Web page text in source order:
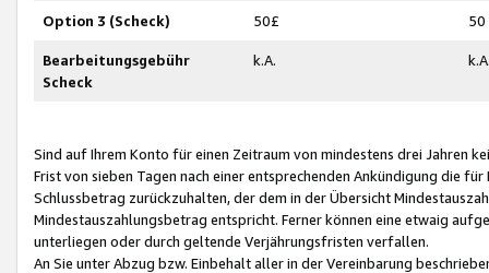
Option 3 (Scheck) 50£ 50
Bearbeitungsgebühr
Scheck
k.A.
Sind auf Ihrem Konto für einen Zeitraum von mindestens drei Jahren
Frist von sieben Tagen nach einer entsprechenden Ankündigung die
Schlussbetrag zurückzuhalten, der dem in der Übersicht
Mindestauszahlungsbetrag entspricht. Ferner können eine etwaig
unterliegen oder durch geltende Verjährungsfristen verfallen.
An Sie unter Abzug bzw. Einbehalt aller in der Vereinbarung